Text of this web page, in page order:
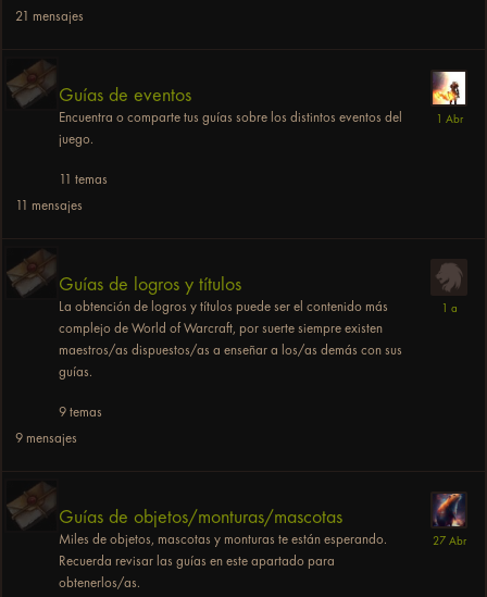
21 mensajes
Guías de eventos
Encuentra o comparte tus guías sobre los distintos eventos del
juego.
11 temas
11 mensajes
Guías de logros y títulos
La obtención de logros y títulos puede ser el contenido más
complejo de World of Warcraft, por suerte siempre existen
maestros/as dispuestos/as a enseñar a los/as demás con sus
guías.
9 temas
9 mensajes
Guías de objetos/monturas/mascotas
Miles de objetos, mascotas y monturas te están esperando.
Recuerda revisar las guías en este apartado para
obtenerlos/as.